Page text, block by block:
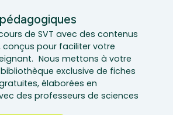
de SVT avec des contenus
conçus pour faciliter votre
Nous mettons à votre
exclusive de fiches
élaborées en
des professeurs de sciences